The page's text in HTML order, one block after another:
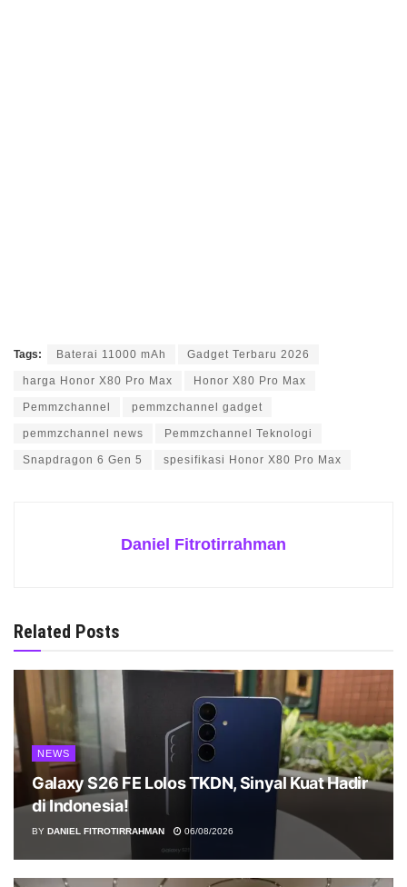
Tags: Baterai 11000 mAh Gadget Terbaru 2026
harga Honor X80 Pro Max Honor X80 Pro Max
Pemmzchannel pemmzchannel gadget
pemmzchannel news Pemmzchannel Teknologi
Snapdragon 6 Gen 5 spesifikasi Honor X80 Pro Max
Daniel Fitrotirrahman
Related Posts
NEWS
Galaxy S26 FE Lolos TKDN, Sinyal Kuat Hadir
di Indonesia!
BY DANIEL FITROTIRRAHMAN 06/08/2026